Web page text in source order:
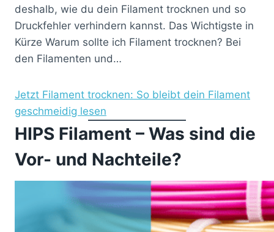
deshalb, wie du dein Filament trocknen und so
Druckfehler verhindern kannst. Das Wichtigste in
Kürze Warum sollte ich Filament trocknen? Bei
den Filamenten und…
Jetzt Filament trocknen: So bleibt dein Filament
geschmeidig lesen
HIPS Filament – Was sind die
Vor- und Nachteile?